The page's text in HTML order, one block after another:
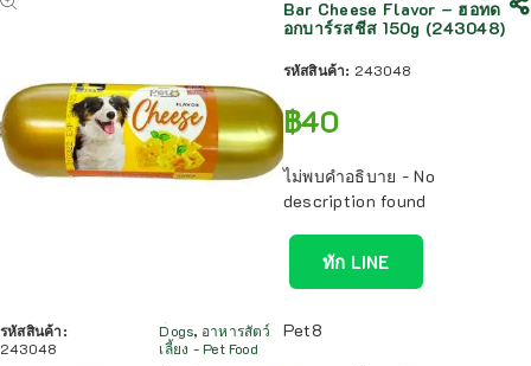
รหัสสินค้า:
243048
Dogs, อาหารสัตว์
เลี้ยง - Pet Food
Bar Cheese Flavor – ฮอทด
อกบาร์รสชีส 150g (243048)
รหัสสินค้า: 243048
฿40
ไม่พบคำอธิบาย - No
description found
ทัก LINE
Pet8